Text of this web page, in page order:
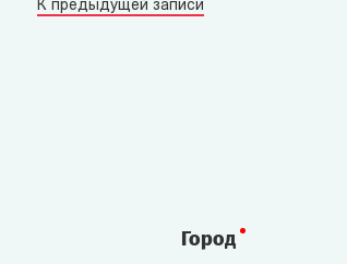
К предыдущей записи
Город